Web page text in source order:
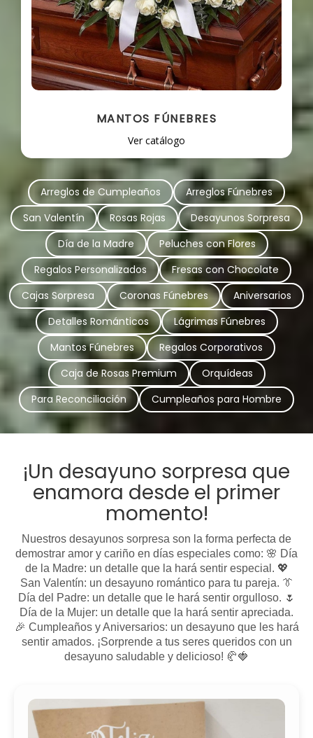
MANTOS FÚNEBRES
Ver catálogo
Arreglos de Cumpleaños
Arreglos Fúnebres
San Valentín
Rosas Rojas
Desayunos Sorpresa
Día de la Madre
Peluches con Flores
Regalos Personalizados
Fresas con Chocolate
Cajas Sorpresa
Coronas Fúnebres
Aniversarios
Detalles Románticos
Lágrimas Fúnebres
Mantos Fúnebres
Regalos Corporativos
Caja de Rosas Premium
Orquídeas
Para Reconciliación
Cumpleaños para Hombre
¡Un desayuno sorpresa que
enamora desde el primer
momento!
Nuestros desayunos sorpresa son la forma perfecta de
demostrar amor y cariño en días especiales como: 🌸 Día
de la Madre: un detalle que la hará sentir especial. 💖
San Valentín: un desayuno romántico para tu pareja. 👔
Día del Padre: un detalle que le hará sentir orgulloso. 🌷
Día de la Mujer: un detalle que la hará sentir apreciada.
🎉 Cumpleaños y Aniversarios: un desayuno que les hará
sentir amados. ¡Sorprende a tus seres queridos con un
desayuno saludable y delicioso! 🥐🍓